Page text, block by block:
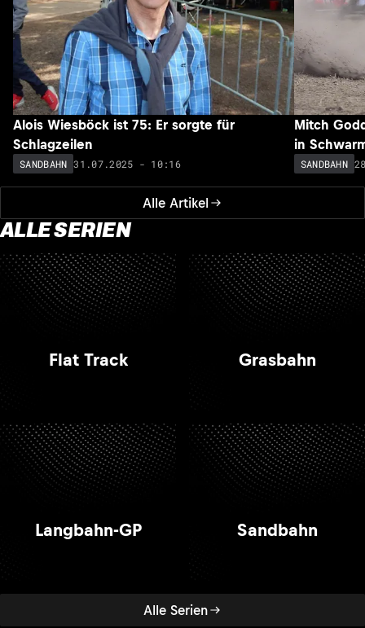
Alle Artikel
Alois Wiesböck ist 75: Er sorgte für
Schlagzeilen
SANDBAHN 31.07.2025 - 10:16
Mitch
in
SANDBAHN
ALLE SERIEN
Alle Serien
Flat Track Grasbahn
Langbahn-GP Sandbahn